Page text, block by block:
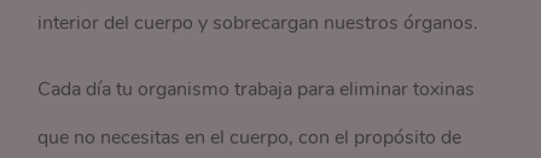
interior del cuerpo y sobrecargan nuestros órganos.
Cada día tu organismo trabaja para eliminar toxinas
que no necesitas en el cuerpo, con el propósito de